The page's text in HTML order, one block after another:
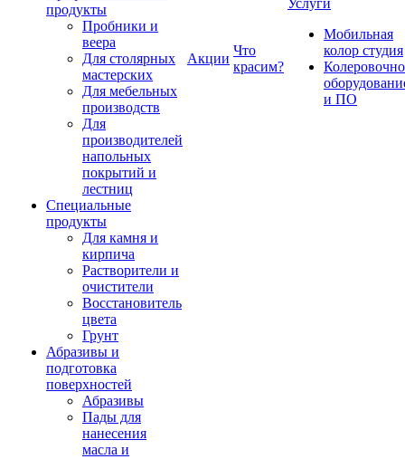
продукты
Пробники и
веера
Для столярных
мастерских
Для мебельных
производств
Для
производителей
напольных
покрытий и
лестниц
Специальные
продукты
Для камня и
кирпича
Растворители и
очистители
Восстановитель
цвета
Грунт
Абразивы и
подготовка
поверхностей
Абразивы
Пады для
нанесения
масла и
Акции
Что
красим?
Услуги
Мобильная
колор студия
и ПО